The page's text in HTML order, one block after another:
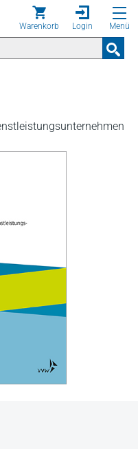
Warenkorb Login Menü